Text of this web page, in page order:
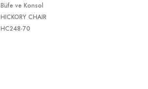
Büfe ve Konsol
HICKORY CHAIR
HC248-70